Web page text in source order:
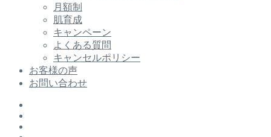
月額制
肌育成
キャンペーン
よくある質問
キャンセルポリシー
お客様の声
お問い合わせ